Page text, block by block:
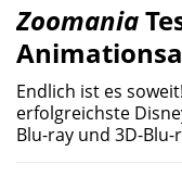
Zoomania
Endlich ist es
erfolgreichste
Blu-ray und 3D-